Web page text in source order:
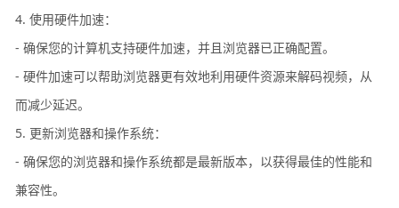
4. 使用硬件加速：
- 确保您的计算机支持硬件加速，并且浏览器已正确配置。
- 硬件加速可以帮助浏览器更有效地利用硬件资源来解码视频，从
而减少延迟。
5. 更新浏览器和操作系统：
- 确保您的浏览器和操作系统都是最新版本，以获得最佳的性能和
兼容性。